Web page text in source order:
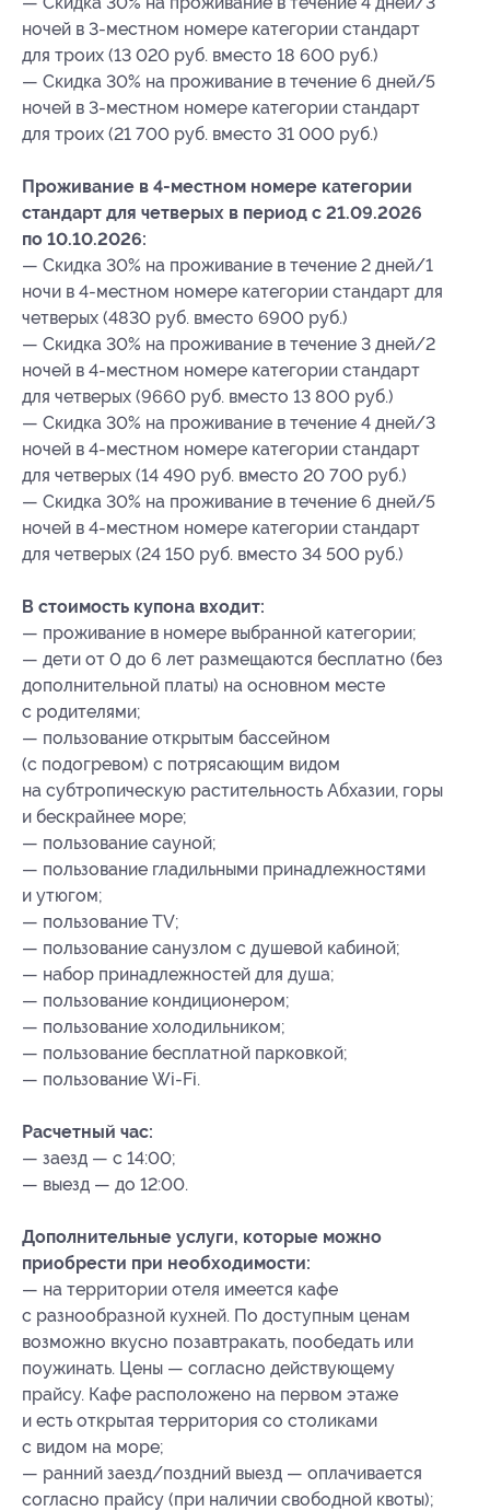
ночей в 3-местном номере категории стандарт
для троих (13 020 руб. вместо 18 600 руб.)
— Скидка 30% на проживание в течение 6 дней/5
ночей в 3-местном номере категории стандарт
для троих (21 700 руб. вместо 31 000 руб.)
Проживание в 4-местном номере категории
стандарт для четверых в период с 21.09.2026
по 10.10.2026:
— Скидка 30% на проживание в течение 2 дней/1
ночи в 4-местном номере категории стандарт для
четверых (4830 руб. вместо 6900 руб.)
— Скидка 30% на проживание в течение 3 дней/2
ночей в 4-местном номере категории стандарт
для четверых (9660 руб. вместо 13 800 руб.)
— Скидка 30% на проживание в течение 4 дней/3
ночей в 4-местном номере категории стандарт
для четверых (14 490 руб. вместо 20 700 руб.)
— Скидка 30% на проживание в течение 6 дней/5
ночей в 4-местном номере категории стандарт
для четверых (24 150 руб. вместо 34 500 руб.)
В стоимость купона входит:
— проживание в номере выбранной категории;
— дети от 0 до 6 лет размещаются бесплатно (без
дополнительной платы) на основном месте
с родителями;
— пользование открытым бассейном
(с подогревом) с потрясающим видом
на субтропическую растительность Абхазии, горы
и бескрайнее море;
— пользование сауной;
— пользование гладильными принадлежностями
и утюгом;
— пользование TV;
— пользование санузлом с душевой кабиной;
— набор принадлежностей для душа;
— пользование кондиционером;
— пользование холодильником;
— пользование бесплатной парковкой;
— пользование Wi-Fi.
Расчетный час:
— заезд — с 14:00;
— выезд — до 12:00.
Дополнительные услуги, которые можно
приобрести при необходимости:
— на территории отеля имеется кафе
с разнообразной кухней. По доступным ценам
возможно вкусно позавтракать, пообедать или
поужинать. Цены — согласно действующему
прайсу. Кафе расположено на первом этаже
и есть открытая территория со столиками
с видом на море;
— ранний заезд/поздний выезд — оплачивается
согласно прайсу (при наличии свободной квоты);